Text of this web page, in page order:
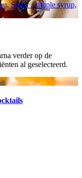
Sugar / simple syrup,
verder op de
al geselecteerd.